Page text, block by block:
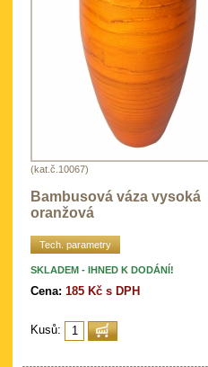
(kat.č.10067)
Bambusová váza vysoká
oranžová
Tech. parametry
SKLADEM - IHNED K DODÁNÍ!
Cena: 185 Kč s DPH
Kusů: